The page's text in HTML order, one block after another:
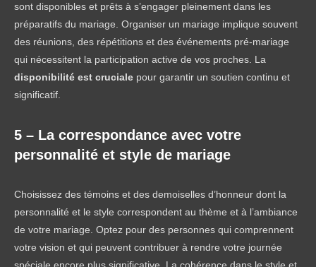
sont disponibles et prêts à s’engager pleinement dans les
préparatifs du mariage. Organiser un mariage implique souvent
des réunions, des répétitions et des événements pré-mariage
qui nécessitent la participation active de vos proches. La
disponibilité est cruciale pour garantir un soutien continu et
significatif.
5 – La correspondance avec votre
personnalité et style de mariage
Choisissez des témoins et des demoiselles d’honneur dont la
personnalité et le style correspondent au thème et à l’ambiance
de votre mariage. Optez pour des personnes qui comprennent
votre vision et qui peuvent contribuer à rendre votre journée